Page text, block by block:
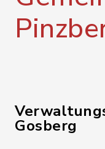
Gosberg